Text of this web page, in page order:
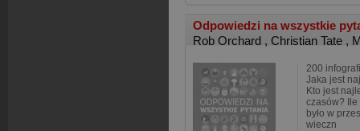
Odpowiedzi na wszystkie
Rob Orchard , Christian Tate ,
200
Jaka jest
Kto jest
czasów? Ile
było w
wieczn